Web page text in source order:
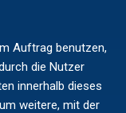
Auftrag benutzen,
die Nutzer
innerhalb dieses
weitere, mit der